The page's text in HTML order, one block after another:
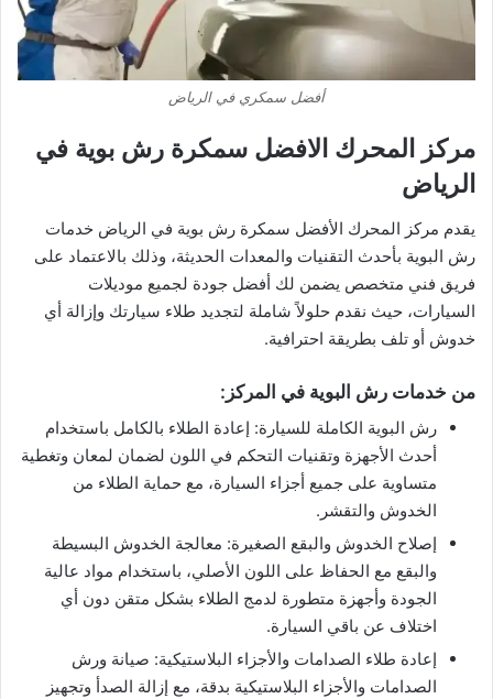
أفضل سمكري في الرياض
مركز المحرك الافضل سمكرة رش بوية في
الرياض
يقدم مركز المحرك الأفضل سمكرة رش بوية في الرياض خدمات
رش البوية بأحدث التقنيات والمعدات الحديثة، وذلك بالاعتماد على
فريق فني متخصص يضمن لك أفضل جودة لجميع موديلات
السيارات، حيث نقدم حلولاً شاملة لتجديد طلاء سيارتك وإزالة أي
خدوش أو تلف بطريقة احترافية.
من خدمات رش البوية في المركز:
رش البوية الكاملة للسيارة: إعادة الطلاء بالكامل باستخدام
أحدث الأجهزة وتقنيات التحكم في اللون لضمان لمعان وتغطية
متساوية على جميع أجزاء السيارة، مع حماية الطلاء من
الخدوش والتقشر.
إصلاح الخدوش والبقع الصغيرة: معالجة الخدوش البسيطة
والبقع مع الحفاظ على اللون الأصلي، باستخدام مواد عالية
الجودة وأجهزة متطورة لدمج الطلاء بشكل متقن دون أي
اختلاف عن باقي السيارة.
إعادة طلاء الصدامات والأجزاء البلاستيكية: صيانة ورش
الصدامات والأجزاء البلاستيكية بدقة، مع إزالة الصدأ وتجهيز